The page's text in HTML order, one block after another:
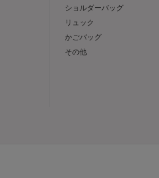
ショルダーバッグ
リュック
かごバッグ
その他